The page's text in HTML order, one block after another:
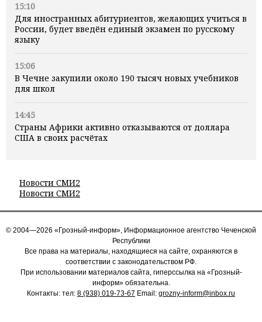
15:10
Для иностранных абитуриентов, желающих учиться в
России, будет введён единый экзамен по русскому
языку
15:06
В Чечне закупили около 190 тысяч новых учебников
для школ
14:45
Страны Африки активно отказываются от доллара
США в своих расчётах
Новости СМИ2
Новости СМИ2
© 2004—2026 «Грозный-информ», Информационное агентство Чеченской
Республики
Все права на материалы, находящиеся на сайте, охраняются в
соответствии с законодательством РФ.
При использовании материалов сайта, гиперссылка на «Грозный-
информ» обязательна.
Контакты: тел: 8 (938) 019-73-67 Email: grozny-inform@inbox.ru